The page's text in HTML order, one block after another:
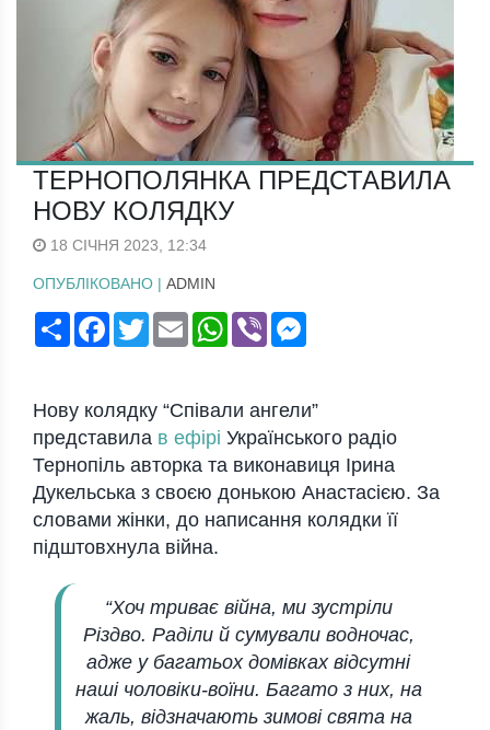
ТЕРНОПОЛЯНКА ПРЕДСТАВИЛА
НОВУ КОЛЯДКУ
18 СІЧНЯ 2023, 12:34
ОПУБЛІКОВАНО | ADMIN
ПоширитиFacebook
TwitterEmail WhatsApp
Viber
Нову колядку “Співали ангели”
представила в ефірі Українського радіо
Тернопіль авторка та виконавиця Ірина
Дукельська з своєю донькою Анастасією. За
словами жінки, до написання колядки її
підштовхнула війна.
“Хоч триває війна, ми зустріли
Різдво. Раділи й сумували водночас,
адже у багатьох домівках відсутні
наші чоловіки-воїни. Багато з них, на
жаль, відзначають зимові свята на